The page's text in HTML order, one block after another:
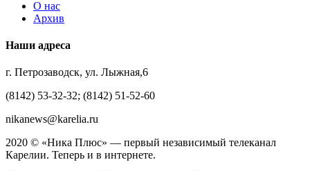
О нас
Архив
Наши адреса
г. Петрозаводск, ул. Лыжная,6
(8142) 53-32-32; (8142) 51-52-60
nikanews@karelia.ru
2020 © «Ника Плюс» — первый независимый телеканал
Карелии. Теперь и в интернете.